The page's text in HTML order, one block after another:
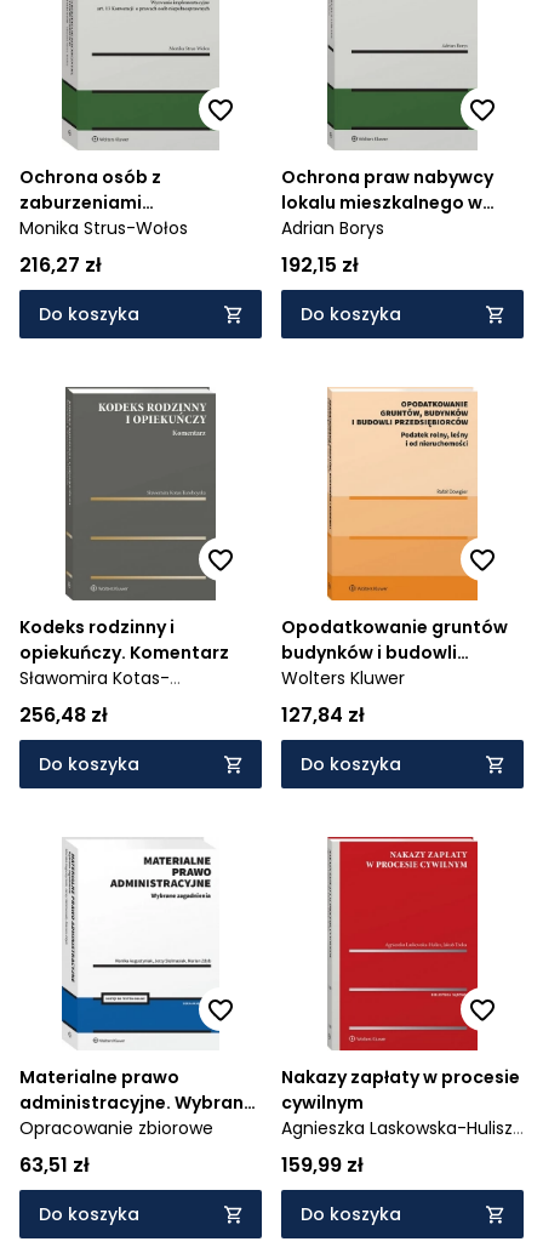
Ochrona osób z
zaburzeniami
psychicznymi,
intelektualnymi i osób
starszych w postępowaniu
cywilnym. Wyzwania
implementacyjne art. 13
niepełnosprawnych
Monika Strus-Wołos
216,27 zł
Do koszyka
Ochrona praw nabywcy
lokalu mieszkalnego w
przypadku wszczęcia
postępowania
restrukturyzacyjnego lub
Adrian Borys
192,15 zł
Do koszyka
Kodeks rodzinny i
opiekuńczy. Komentarz
Sławomira Kotas-
Turoboyska
256,48 zł
Do koszyka
Opodatkowanie gruntów
budynków i budowli
przedsiębiorców. Podatek
rolny, leśny i od
nieruchomości
Wolters Kluwer
127,84 zł
Do koszyka
Materialne prawo
administracyjne. Wybrane
zagadnienia
Opracowanie zbiorowe
63,51 zł
Do koszyka
Nakazy zapłaty w procesie
cywilnym
Agnieszka Laskowska-Hulisz,
Troka Jakub
159,99 zł
Do koszyka